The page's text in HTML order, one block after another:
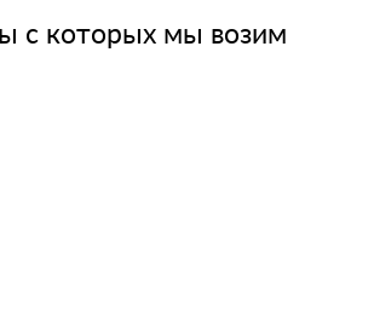
с которых мы возим